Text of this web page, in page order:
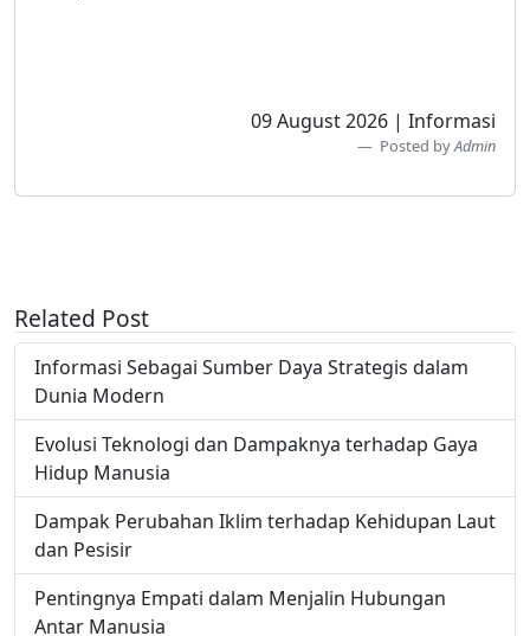
09 August 2026 | Informasi
Posted byAdmin
Related Post
Informasi Sebagai Sumber Daya Strategis dalam
Dunia Modern
Evolusi Teknologi dan Dampaknya terhadap Gaya
Hidup Manusia
Dampak Perubahan Iklim terhadap Kehidupan Laut
dan Pesisir
Pentingnya Empati dalam Menjalin Hubungan
Antar Manusia